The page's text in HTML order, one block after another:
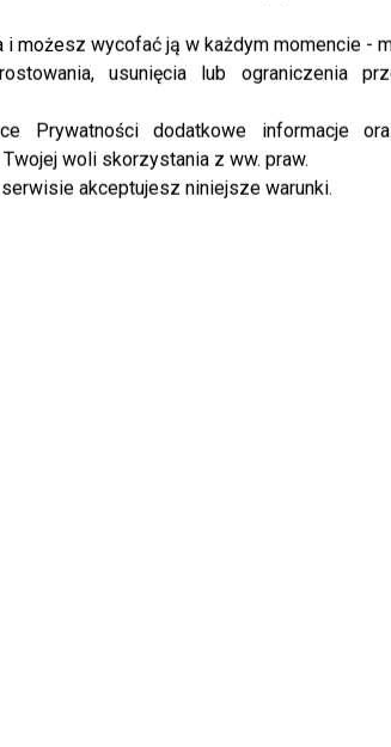
i możesz wycofać ją w każdym momencie -
usunięcia lub ograniczenia
Prywatności dodatkowe informacje
woli skorzystania z ww. praw.
akceptujesz niniejsze warunki.
U NAS: Doda odpowiada
Padły ostre słowa o
Majdan
warszawskim hotelu przerodził się w